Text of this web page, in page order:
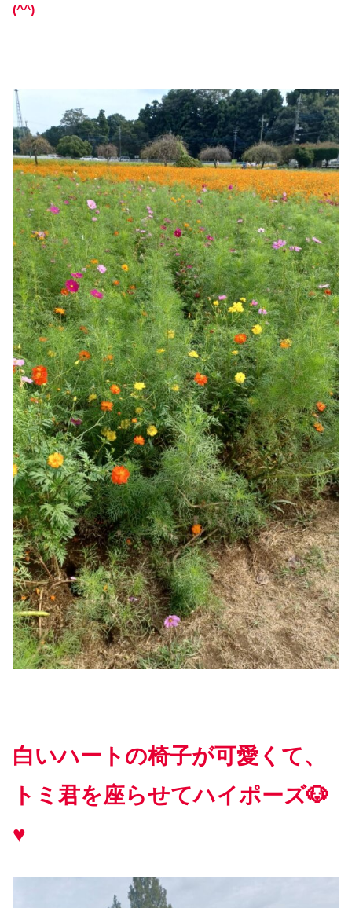
(^^)
白いハートの椅子が可愛くて、
トミ君を座らせてハイポーズ🐶
♥